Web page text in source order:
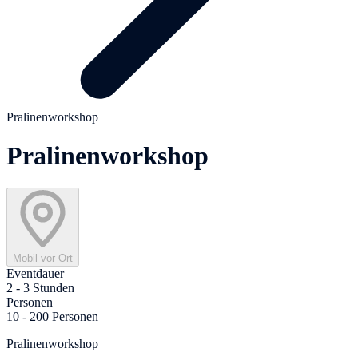
Pralinenworkshop
Pralinenworkshop
Mobil vor Ort
Eventdauer
2 - 3 Stunden
Personen
10 - 200 Personen
Pralinenworkshop